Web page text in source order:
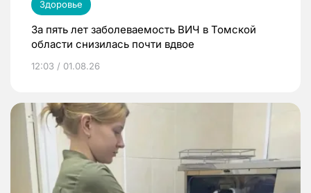
Здоровье
За пять лет заболеваемость ВИЧ в Томской
области снизилась почти вдвое
12:03 / 01.08.26